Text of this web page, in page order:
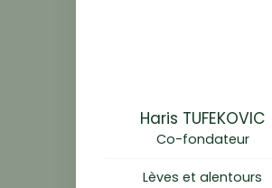
Haris TUFEKOVIC
Co-fondateur
Lèves et alentours